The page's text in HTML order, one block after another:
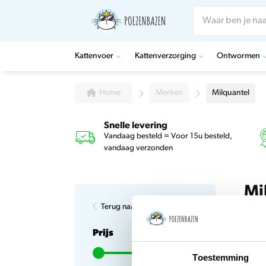
Toestemming
Kattenvoer Kattenverzorging
Nagels
Ontwormen
Catnip
Katten
Blaas
Home Merken Milquantel
Snelle levering
Vandaag besteld = Voor 15u besteld,
vandaag verzonden
Terug naar home
Prijs